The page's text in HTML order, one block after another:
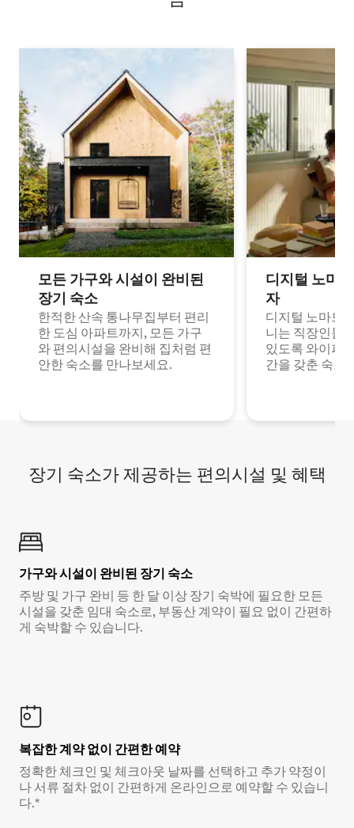
모든 가구와 시설이 완비된
장기 숙소
한적한 산속 통나무집부터 편리
한 도심 아파트까지, 모든 가구
와 편의시설을 완비해 집처럼 편
안한 숙소를 만나보세요.
디지털 노마
자
디지털 노마드
니는 직장인들
있도록 와이파
간을 갖춘 숙소
장기 숙소가 제공하는 편의시설 및 혜택
가구와 시설이 완비된 장기 숙소
주방 및 가구 완비 등 한 달 이상 장기 숙박에 필요한 모든
시설을 갖춘 임대 숙소로, 부동산 계약이 필요 없이 간편하
게 숙박할 수 있습니다.
복잡한 계약 없이 간편한 예약
정확한 체크인 및 체크아웃 날짜를 선택하고 추가 약정이
나 서류 절차 없이 간편하게 온라인으로 예약할 수 있습니
다.*